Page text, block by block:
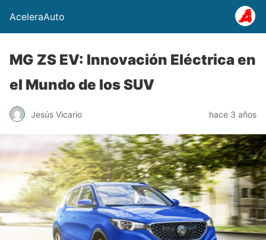
AceleraAuto
MG ZS EV: Innovación Eléctrica en
el Mundo de los SUV
Jesús Vicario hace 3 años